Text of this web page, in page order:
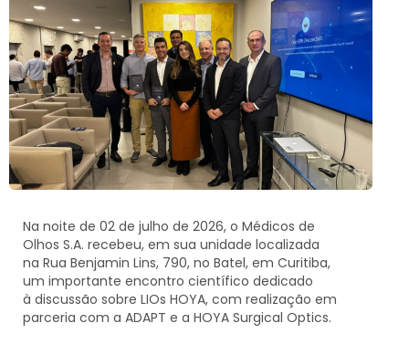
Na noite de 02 de julho de 2026, o Médicos de
Olhos S.A. recebeu, em sua unidade localizada
na Rua Benjamin Lins, 790, no Batel, em Curitiba,
um importante encontro científico dedicado
à discussão sobre LIOs HOYA, com realização em
parceria com a ADAPT e a HOYA Surgical Optics.